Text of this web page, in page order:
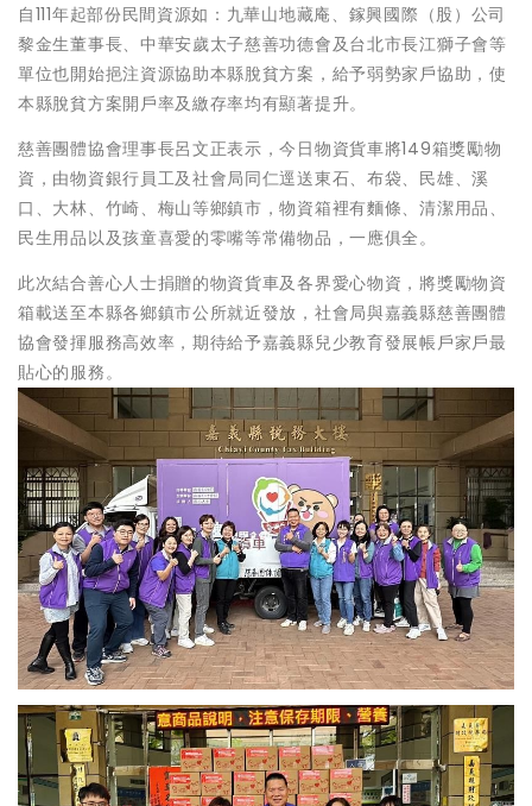
自111年起部份民間資源如：九華山地藏庵、鎵興國際（股）公司
黎金生董事長、中華安歲太子慈善功德會及台北市長江獅子會等
單位也開始挹注資源協助本縣脫貧方案，給予弱勢家戶協助，使
本縣脫貧方案開戶率及繳存率均有顯著提升。
慈善團體協會理事長呂文正表示，今日物資貨車將149箱獎勵物
資，由物資銀行員工及社會局同仁逕送東石、布袋、民雄、溪
口、大林、竹崎、梅山等鄉鎮市，物資箱裡有麵條、清潔用品、
民生用品以及孩童喜愛的零嘴等常備物品，一應俱全。
此次結合善心人士捐贈的物資貨車及各界愛心物資，將獎勵物資
箱載送至本縣各鄉鎮市公所就近發放，社會局與嘉義縣慈善團體
協會發揮服務高效率，期待給予嘉義縣兒少教育發展帳戶家戶最
貼心的服務。